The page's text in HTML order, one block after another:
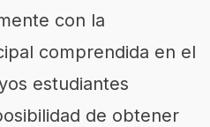
con la
comprendida en el
estudiantes
de obtener